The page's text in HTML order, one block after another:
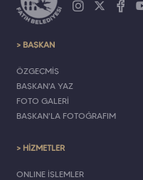
> BAŞKAN
ÖZGEÇMİŞ
BAŞKAN'A YAZ
FOTO GALERİ
BAŞKAN'LA FOTOĞRAFIM
> HİZMETLER
ONLINE İŞLEMLER